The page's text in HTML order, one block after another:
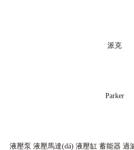
派克
Parker
液壓泵 液壓馬達(dá) 液壓缸 蓄能器 過